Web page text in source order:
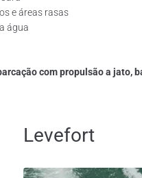
e áreas rasas
água
com propulsão a jato,
Levefort